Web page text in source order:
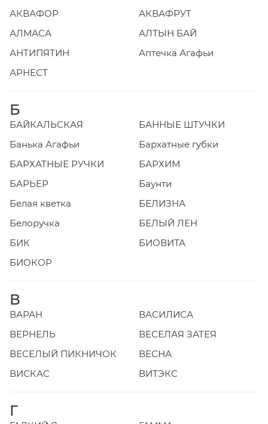
АКВАФОР
АКВАФРУТ
АЛМАСА
АЛТЫН БАЙ
АНТИПЯТИН
Аптечка Агафьи
АРНЕСТ
Б
БАЙКАЛЬСКАЯ
БАННЫЕ ШТУЧКИ
Банька Агафьи
Бархатные губки
БАРХАТНЫЕ РУЧКИ
БАРХИМ
БАРЬЕР
Баунти
Белая кветка
БЕЛИЗНА
Белоручка
БЕЛЫЙ ЛЕН
БИК
БИОВИТА
БИОКОР
В
ВАРАН
ВАСИЛИСА
ВЕРНЕЛЬ
ВЕСЕЛАЯ ЗАТЕЯ
ВЕСЕЛЫЙ ПИКНИЧОК
ВЕСНА
ВИСКАС
ВИТЭКС
Г